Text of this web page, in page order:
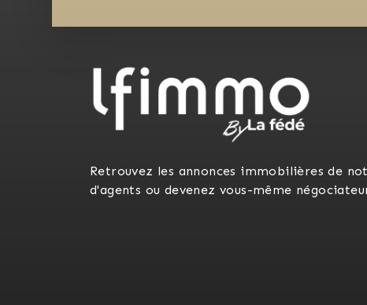
Retrouvez les annonces immobilières de
d'agents ou devenez vous-même